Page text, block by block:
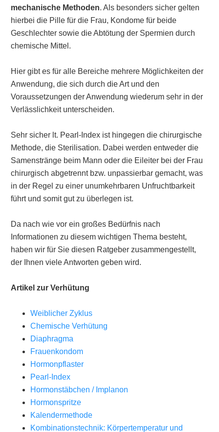
mechanische Methoden. Als besonders sicher gelten
hierbei die Pille für die Frau, Kondome für beide
Geschlechter sowie die Abtötung der Spermien durch
chemische Mittel.
Hier gibt es für alle Bereiche mehrere Möglichkeiten der
Anwendung, die sich durch die Art und den
Voraussetzungen der Anwendung wiederum sehr in der
Verlässlichkeit unterscheiden.
Sehr sicher lt. Pearl-Index ist hingegen die chirurgische
Methode, die Sterilisation. Dabei werden entweder die
Samenstränge beim Mann oder die Eileiter bei der Frau
chirurgisch abgetrennt bzw. unpassierbar gemacht, was
in der Regel zu einer unumkehrbaren Unfruchtbarkeit
führt und somit gut zu überlegen ist.
Da nach wie vor ein großes Bedürfnis nach
Informationen zu diesem wichtigen Thema besteht,
haben wir für Sie diesen Ratgeber zusammengestellt,
der Ihnen viele Antworten geben wird.
Artikel zur Verhütung
Weiblicher Zyklus
Chemische Verhütung
Diaphragma
Frauenkondom
Hormonpflaster
Pearl-Index
Hormonstäbchen / Implanon
Hormonspritze
Kalendermethode
Kombinationstechnik: Körpertemperatur und